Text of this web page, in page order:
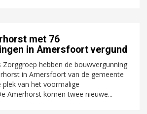
met 76
in Amersfoort vergund
Zorggroep hebben de bouwvergunning
in Amersfoort van de gemeente
plek van het voormalige
Amerhorst komen twee nieuwe...